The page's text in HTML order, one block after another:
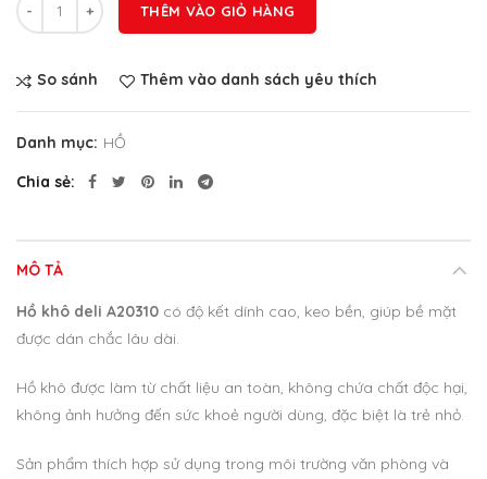
THÊM VÀO GIỎ HÀNG
So sánh Thêm vào danh sách yêu thích
Danh mục: HỒ
Chia sẻ
MÔ TẢ
Hồ khô deli A20310 có độ kết dính cao, keo bền, giúp bề mặt
được dán chắc lâu dài.
Hồ khô được làm từ chất liệu an toàn, không chứa chất độc hại,
không ảnh hưởng đến sức khoẻ người dùng, đặc biệt là trẻ nhỏ.
Sản phẩm thích hợp sử dụng trong môi trường văn phòng và